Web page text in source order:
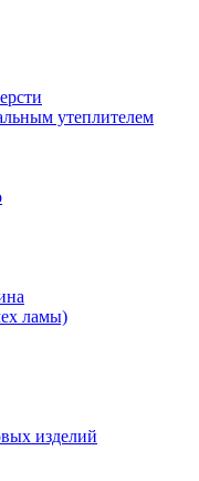
утеплителем
ламы)
изделий